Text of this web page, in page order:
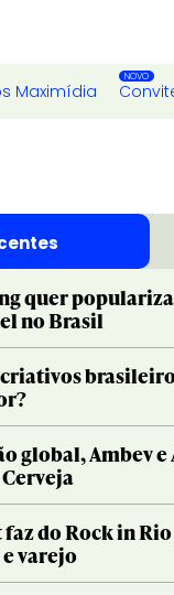
Maximídia
quer
no Brasil
global, Ambev
do Rock in
varejo